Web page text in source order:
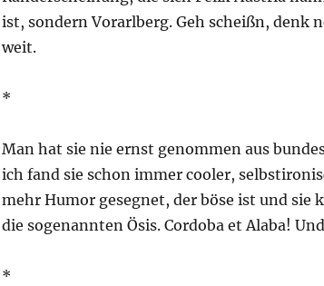
ist, sondern Vorarlberg. Geh scheißn, denk
weit.
*
Man hat sie nie ernst genommen aus
ich fand sie schon immer cooler,
mehr Humor gesegnet, der böse ist und sie
die sogenannten Ösis. Cordoba et Alaba!
*